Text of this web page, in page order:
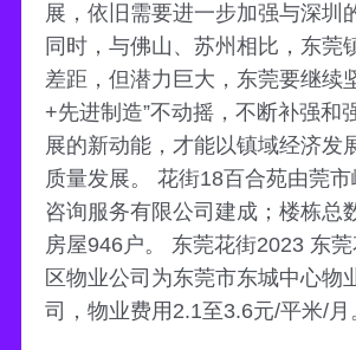
展，依旧需要进一步加强与深圳
同时，与佛山、苏州相比，东莞
差距，但潜力巨大，东莞要继续
+先进制造”不动摇，不断补强和
展的新动能，才能以镇域经济发
质量发展。 花街18百合苑由莞
咨询服务有限公司建成；楼栋总
房屋946户。 东莞花街2023 东
区物业公司为东莞市东城中心物
司，物业费用2.1至3.6元/平米/月